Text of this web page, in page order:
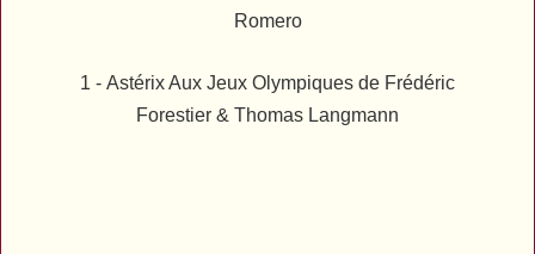
Romero
1 - Astérix Aux Jeux Olympiques de Frédéric
Forestier & Thomas Langmann